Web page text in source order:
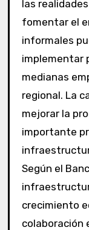
las
fomentar el
informales
implementar
medianas
regional. La
mejorar la
importante
Según el
crecimiento
colaboración